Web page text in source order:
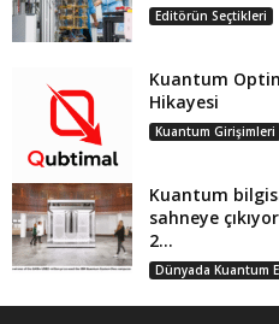
Editörün Seçtikleri
Kuantum
Hikayesi
Kuantum Girişimleri
Kuantum
sahneye
2...
Dünyada Kuantum